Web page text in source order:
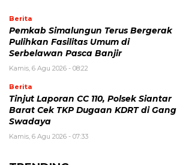
Berita
Pemkab Simalungun Terus Bergerak
Pulihkan Fasilitas Umum di
Serbelawan Pasca Banjir
Kamis, 6 Agu 2026 - 08:22
Berita
Tinjut Laporan CC 110, Polsek Siantar
Barat Cek TKP Dugaan KDRT di Gang
Swadaya
Kamis, 6 Agu 2026 - 07:33